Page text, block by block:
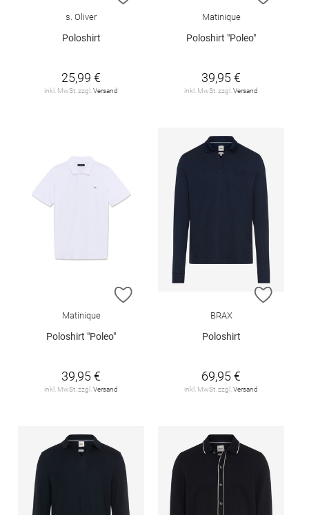
s. Oliver
Poloshirt
25,99 €
inkl. MwSt. zzgl.Versand
Matinique
Poloshirt "Poleo"
39,95 €
inkl. MwSt. zzgl.Versand
ZUR WUNSCHLISTE HINZUFÜGEN
Matinique
Poloshirt "Poleo"
39,95 €
inkl. MwSt. zzgl. Versand
ZUR
BRAX
Poloshirt
69,95 €
inkl. MwSt. zzgl. Versand